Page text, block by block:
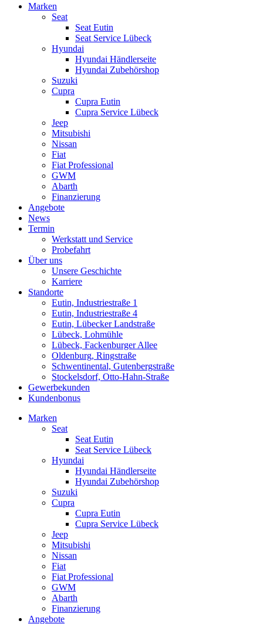
Marken
Seat
Seat Eutin
Seat Service Lübeck
Hyundai
Hyundai Händlerseite
Hyundai Zubehörshop
Suzuki
Cupra
Cupra Eutin
Cupra Service Lübeck
Jeep
Mitsubishi
Nissan
Fiat
Fiat Professional
GWM
Abarth
Finanzierung
Angebote
News
Termin
Werkstatt und Service
Probefahrt
Über uns
Unsere Geschichte
Karriere
Standorte
Eutin, Industriestraße 1
Eutin, Industriestraße 4
Eutin, Lübecker Landstraße
Lübeck, Lohmühle
Lübeck, Fackenburger Allee
Oldenburg, Ringstraße
Schwentinental, Gutenbergstraße
Stockelsdorf, Otto-Hahn-Straße
Gewerbekunden
Kundenbonus
Marken
Seat
Seat Eutin
Seat Service Lübeck
Hyundai
Hyundai Händlerseite
Hyundai Zubehörshop
Suzuki
Cupra
Cupra Eutin
Cupra Service Lübeck
Jeep
Mitsubishi
Nissan
Fiat
Fiat Professional
GWM
Abarth
Finanzierung
Angebote